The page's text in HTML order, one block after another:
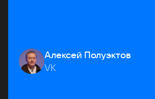
Алексей Полуэктов
VK